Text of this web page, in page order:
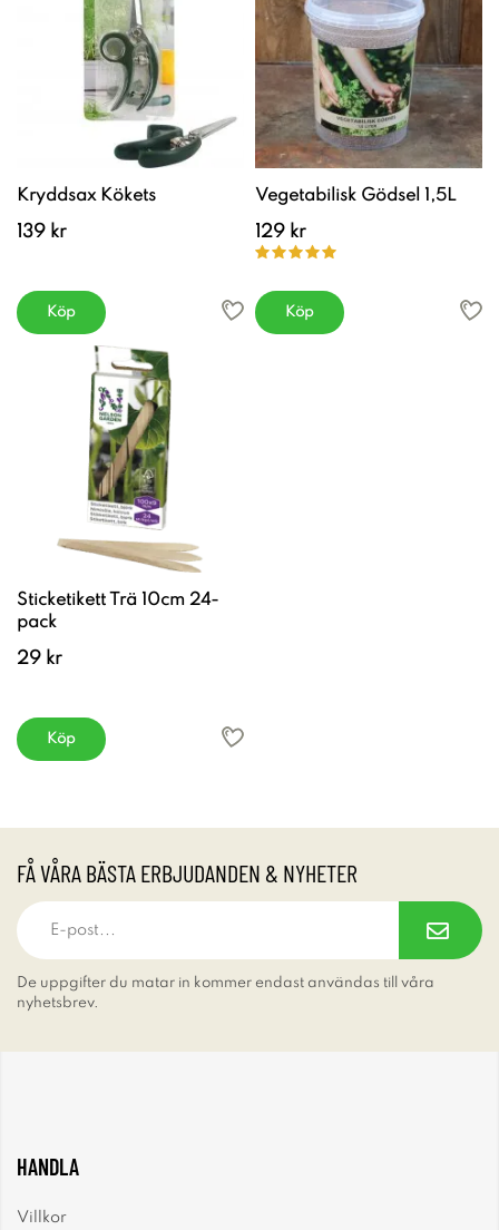
Kryddsax Kökets
139 kr
Köp
Vegetabilisk Gödsel 1,5L
129 kr
Köp
Sticketikett Trä 10cm 24-
pack
29 kr
Köp
FÅ VÅRA BÄSTA ERBJUDANDEN & NYHETER
De uppgifter du matar in kommer endast användas till våra
nyhetsbrev.
HANDLA
Villkor